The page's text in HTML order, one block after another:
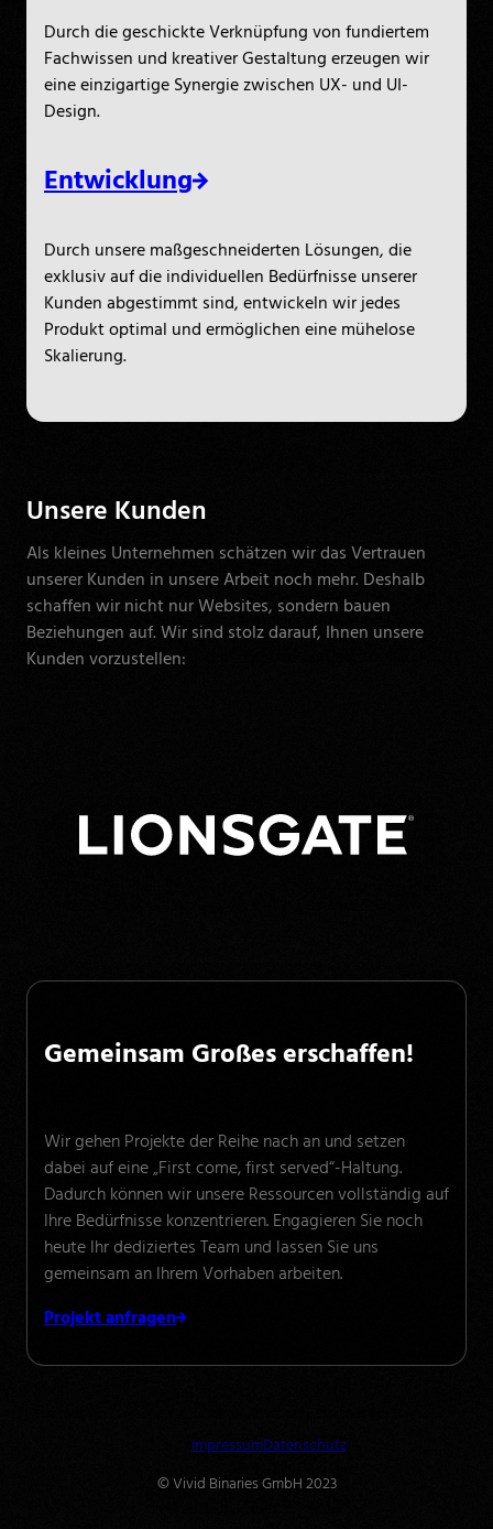
Durch die geschickte Verknüpfung von fundiertem
Fachwissen und kreativer Gestaltung erzeugen wir
eine einzigartige Synergie zwischen UX- und UI-
Design.
Entwicklung
Durch unsere maßgeschneiderten Lösungen, die
exklusiv auf die individuellen Bedürfnisse unserer
Kunden abgestimmt sind, entwickeln wir jedes
Produkt optimal und ermöglichen eine mühelose
Skalierung.
Unsere Kunden
Als kleines Unternehmen schätzen wir das Vertrauen
unserer Kunden in unsere Arbeit noch mehr. Deshalb
schaffen wir nicht nur Websites, sondern bauen
Beziehungen auf. Wir sind stolz darauf, Ihnen unsere
Kunden vorzustellen:
Gemeinsam Großes erschaffen!
Wir gehen Projekte der Reihe nach an und setzen
dabei auf eine „First come, first served“-Haltung.
Dadurch können wir unsere Ressourcen vollständig auf
Ihre Bedürfnisse konzentrieren. Engagieren Sie noch
heute Ihr dediziertes Team und lassen Sie uns
gemeinsam an Ihrem Vorhaben arbeiten.
Projekt anfragen
ImpressumDatenschutz
© Vivid Binaries GmbH 2023